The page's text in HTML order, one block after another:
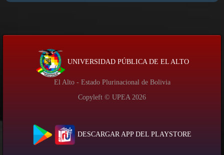
UNIVERSIDAD PÚBLICA DE EL ALTO
El Alto - Estado Plurinacional de Bolivia
Copyleft © UPEA 2026
DESCARGAR APP DEL PLAYSTORE